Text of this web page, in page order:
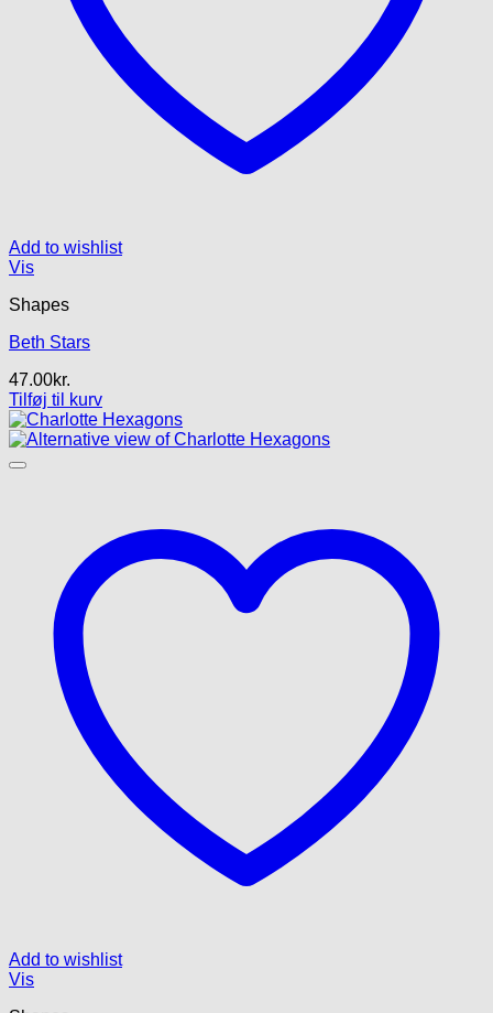
Add to wishlist
Vis
Shapes
Beth Stars
47.00kr.
Tilføj til kurv
Add to wishlist
Vis